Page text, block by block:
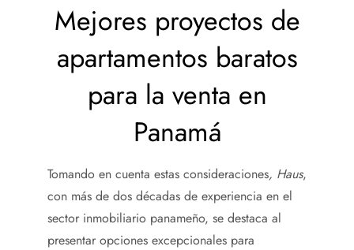
Mejores proyectos de
apartamentos baratos
para la venta en
Panamá
Tomando en cuenta estas consideraciones, Haus,
con más de dos décadas de experiencia en el
sector inmobiliario panameño, se destaca al
presentar opciones excepcionales para